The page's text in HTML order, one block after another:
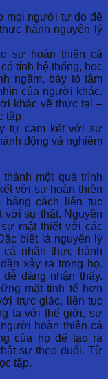
mọi người tự do đề
hành nguyên lý
sự hoàn thiện cá
tính hệ thống, học
ngầm, bày tỏ tầm
của người khác.
khác về thực tại –
tập.
tự cam kết với sự
động và nghiêm
một quá trình
với sự hoàn thiện
cách liên tục
với sự thật. Nguyên
mật thiết với các
biệt là nguyên lý
nhân thực hành
xảy ra trong họ.
dàng nhận thấy.
mặt tinh tế hơn
trực giác, liên tục
ta với thế giới, sự
hoàn thiện cá
của họ để tạo ra
sự theo đuổi. Từ
tập.